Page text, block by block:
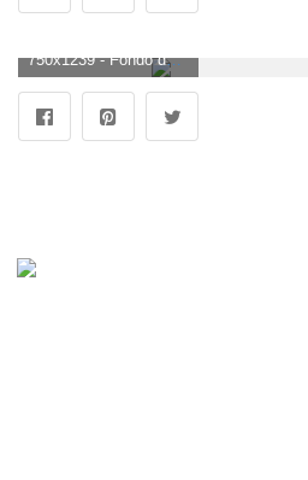
750x1239 - Fondo de pantalla de 750x1239. Fondo para móvil de enamorados.